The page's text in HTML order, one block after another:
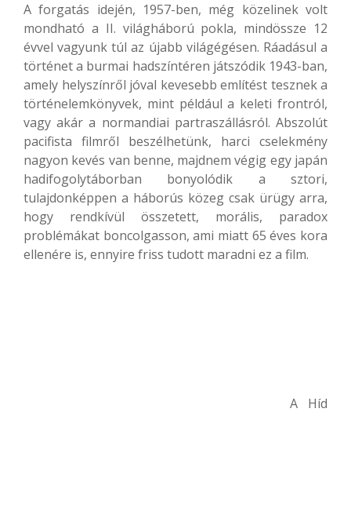
A forgatás idején, 1957-ben, még közelinek volt
mondható a II. világháború pokla, mindössze 12
évvel vagyunk túl az újabb világégésen. Ráadásul a
történet a burmai hadszíntéren játszódik 1943-ban,
amely helyszínről jóval kevesebb említést tesznek a
történelemkönyvek, mint például a keleti frontról,
vagy akár a normandiai partraszállásról. Abszolút
pacifista filmről beszélhetünk, harci cselekmény
nagyon kevés van benne, majdnem végig egy japán
hadifogolytáborban bonyolódik a sztori,
tulajdonképpen a háborús közeg csak ürügy arra,
hogy rendkívül összetett, morális, paradox
problémákat boncolgasson, ami miatt 65 éves kora
ellenére is, ennyire friss tudott maradni ez a film.
A Híd